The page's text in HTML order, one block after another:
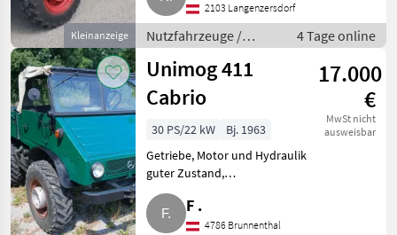
Iveco
Mercedes
Volvo
Scania
Alle 18
anzeigen
MARKTPLATZ
Kleinanzeige
Pritsche ohne Kippfunktion. Der
Motor läuft, das Getri
2103 Langenzersdorf
Nutzfahrzeuge /
Lastwagen (LKW)
4 Tage online
Unimog 411
Cabrio
17.000
€
MwSt nicht
ausweisbar
30 PS/22 kW
Bj. 1963
Getriebe, Motor und Hydraulik
guter Zustand,
Riemenscheibenabtrieb
vorhanden, Elektrik muss
gemacht werden, Verdeckplane
F .
4786 Brunnenthal